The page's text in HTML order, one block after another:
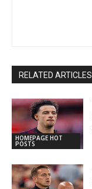
RELATED ARTICLES
HOMEPAGE HOT
POSTS